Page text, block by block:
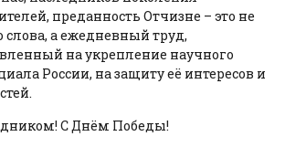
преданность Отчизне – это не
слова, а ежедневный труд,
на укрепление научного
России, на защиту её интересов и
С Днём Победы!